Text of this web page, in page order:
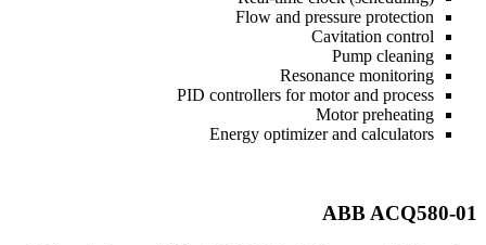
Flow and pressure protection
Cavitation control
Pump cleaning
Resonance monitoring
PID controllers for motor and process
Motor preheating
Energy optimizer and calculators
ABB ACQ580-01